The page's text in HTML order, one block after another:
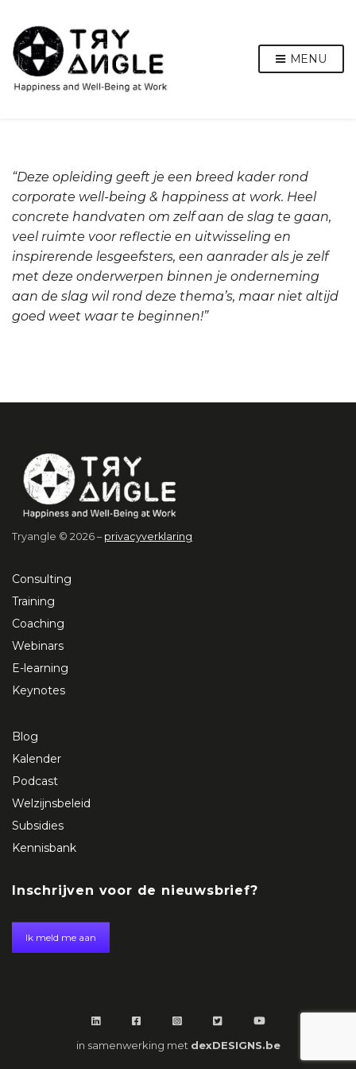
MENU
“Deze opleiding geeft je een breed kader rond
corporate well-being & happiness at work. Heel
concrete handvaten om zelf aan de slag te gaan,
veel ruimte voor reflectie en uitwisseling en
inspirerende lesgeefsters, een aanrader als je zelf
met deze onderwerpen binnen je onderneming
aan de slag wil rond deze thema’s, maar niet altijd
goed weet waar te beginnen!”
Tryangle © 2026 – privacyverklaring
Consulting
Training
Coaching
Webinars
E-learning
Keynotes
Blog
Kalender
Podcast
Welzijnsbeleid
Subsidies
Kennisbank
Inschrijven voor de nieuwsbrief?
Ik meld me aan
in samenwerking met dexDESIGNS.be